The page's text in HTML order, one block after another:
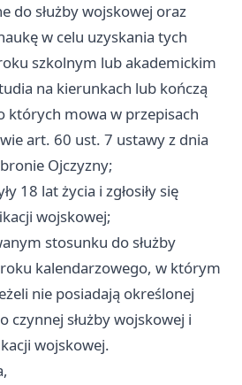
do służby wojskowej oraz
w celu uzyskania tych
szkolnym lub akademickim
na kierunkach lub kończą
których mowa w przepisach
art. 60 ust. 7 ustawy z dnia
Ojczyzny;
18 lat życia i zgłosiły się
wojskowej;
stosunku do służby
kalendarzowego, w którym
nie posiadają określonej
czynnej służby wojskowej i
wojskowej.